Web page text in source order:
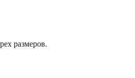
размеров.